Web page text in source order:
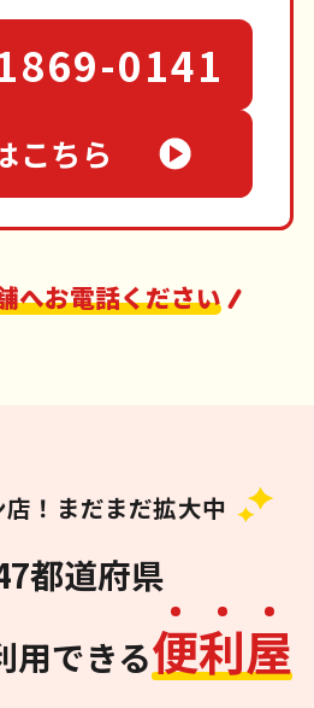
0141
こちら
へお電話ください
！まだまだ拡大中
都道府県
用できる便利屋